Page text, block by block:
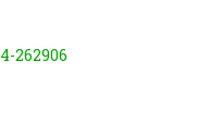
262906